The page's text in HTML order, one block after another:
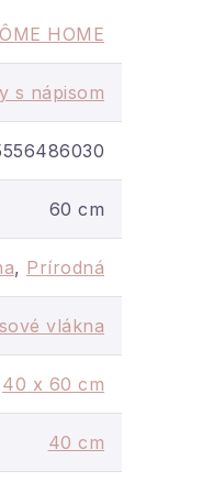
HOME
s nápisom
60 cm
, Prírodná
vlákna
40 x 60 cm
40 cm